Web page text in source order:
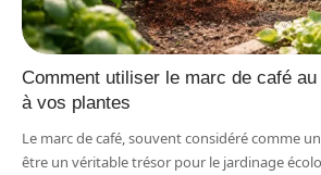
Comment utiliser le marc de café
à vos plantes
Le marc de café, souvent considéré comme
être un véritable trésor pour le jardinage